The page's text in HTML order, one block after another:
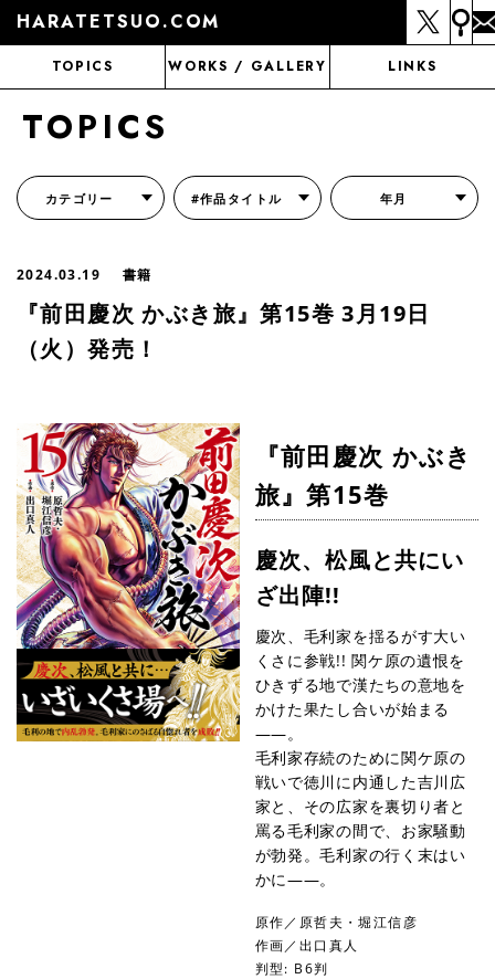
HARATETSUO.COM
TOPICS WORKS / GALLERY LINKS
TOPICS
カテゴリー #作品タイトル 年月
2024.03.19 書籍
『前田慶次 かぶき旅』第15巻 3月19日
（火）発売！
『前田慶次 かぶき
旅』第15巻
慶次、松風と共にい
ざ出陣!!
慶次、毛利家を揺るがす大い
くさに参戦!! 関ケ原の遺恨を
ひきずる地で漢たちの意地を
かけた果たし合いが始まる
――。
毛利家存続のために関ケ原の
戦いで徳川に内通した吉川広
家と、その広家を裏切り者と
罵る毛利家の間で、お家騒動
が勃発。毛利家の行く末はい
かに――。
原作／原哲夫・堀江信彦
作画／出口真人
判型: B6判